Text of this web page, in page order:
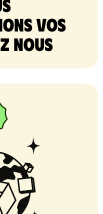
vos
nous